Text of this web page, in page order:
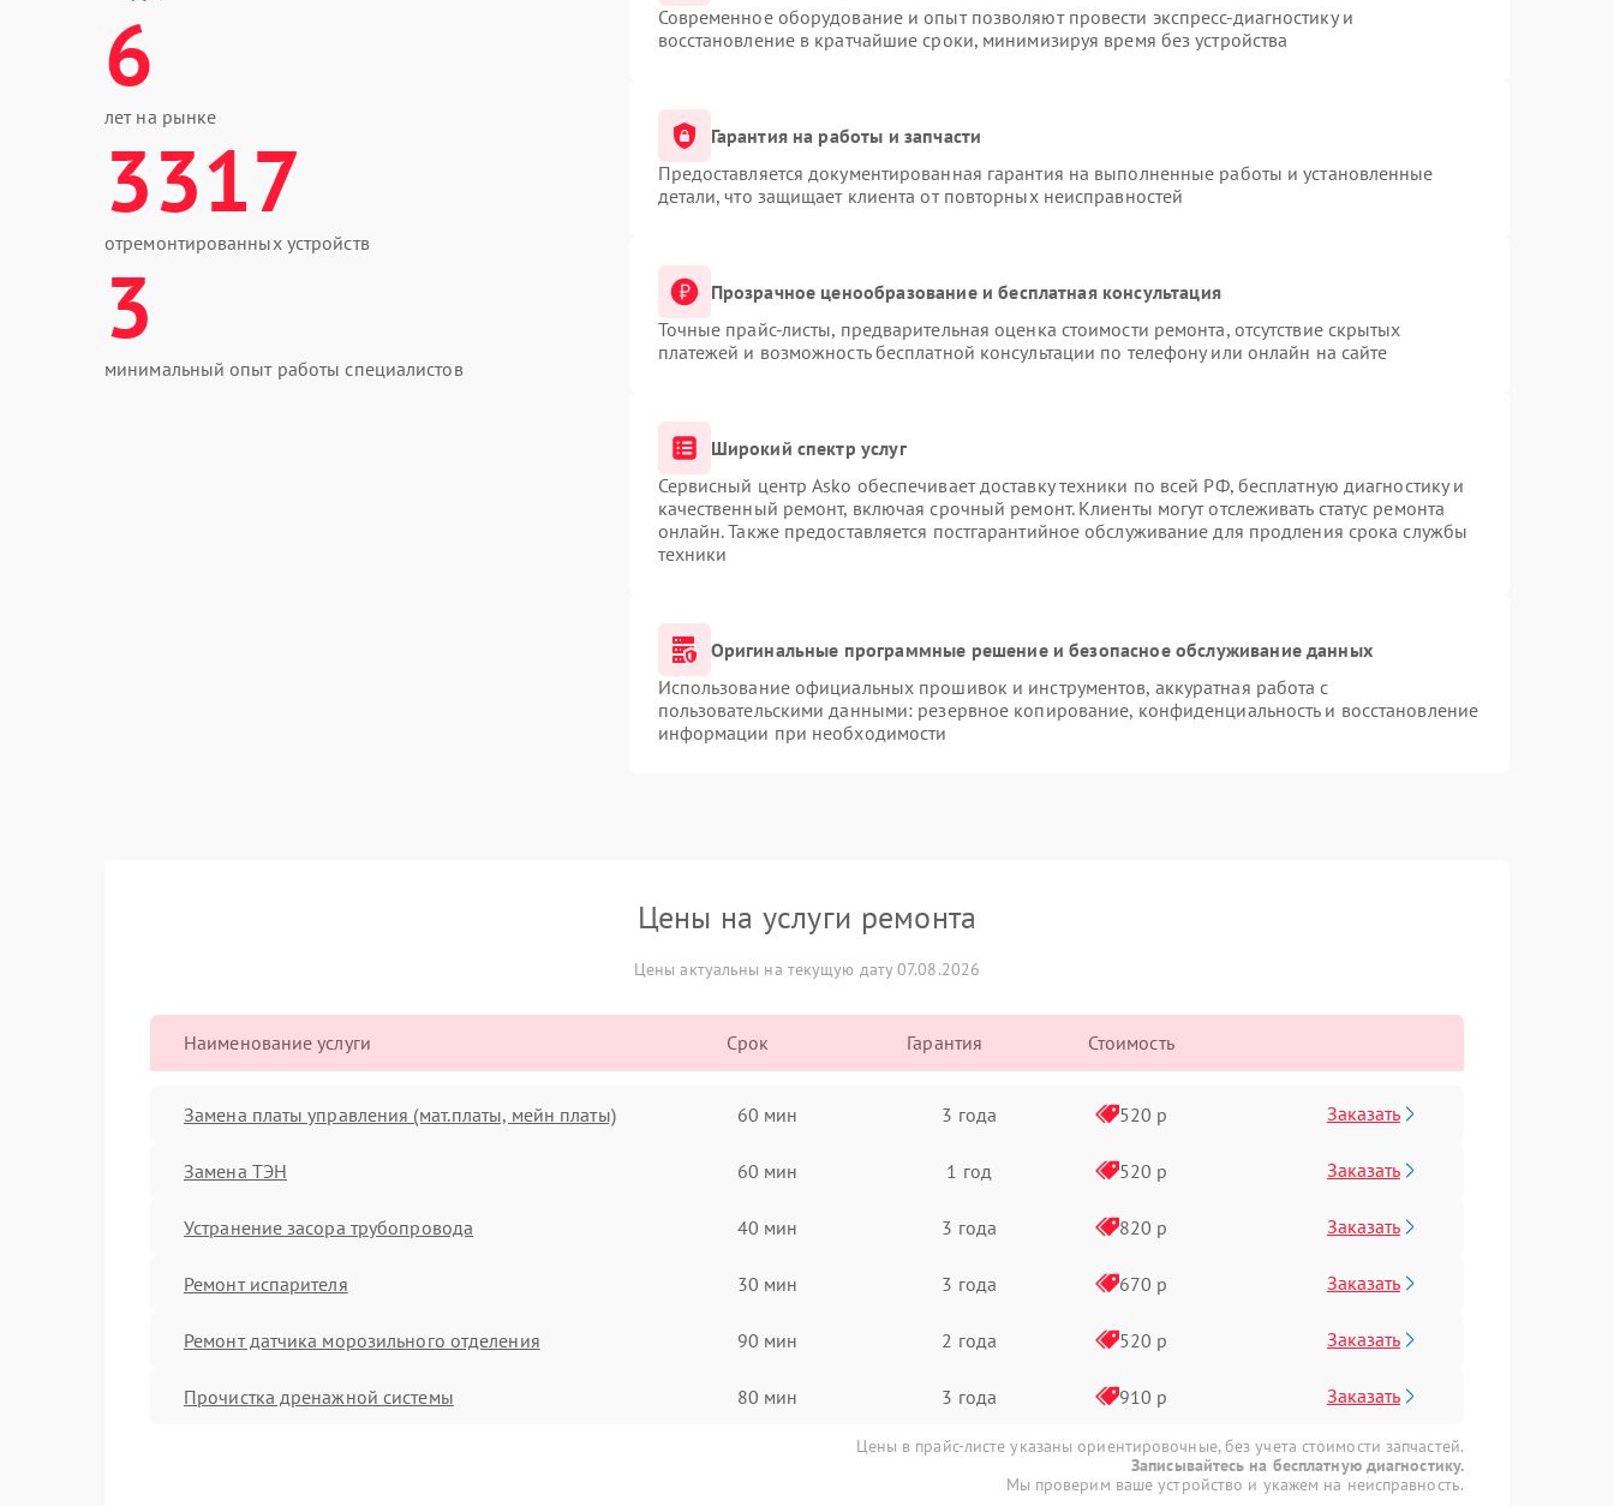
6
лет на рынке
3317
отремонтированных устройств
3
минимальный опыт работы специалистов
Современное оборудование и опыт позволяют провести экспресс-диагностику и
восстановление в кратчайшие сроки, минимизируя время без устройства
Гарантия на работы и запчасти
Предоставляется документированная гарантия на выполненные работы и установленные
детали, что защищает клиента от повторных неисправностей
Прозрачное ценообразование и бесплатная консультация
Точные прайс-листы, предварительная оценка стоимости ремонта, отсутствие скрытых
платежей и возможность бесплатной консультации по телефону или онлайн на сайте
Широкий спектр услуг
Сервисный центр Asko обеспечивает доставку техники по всей РФ, бесплатную диагностику и
качественный ремонт, включая срочный ремонт. Клиенты могут отслеживать статус ремонта
онлайн. Также предоставляется постгарантийное обслуживание для продления срока службы
техники
Оригинальные программные решение и безопасное обслуживание данных
Использование официальных прошивок и инструментов, аккуратная работа с
пользовательскими данными: резервное копирование, конфиденциальность и восстановление
информации при необходимости
Цены на услуги ремонта
Цены актуальны на текущую дату 07.08.2026
Наименование услуги Срок Гарантия Стоимость
Замена платы управления (мат.платы, мейн платы) 60 мин 3 года 520 р Заказать
Замена ТЭН 60 мин 1 год 520 р Заказать
Устранение засора трубопровода 40 мин 3 года 820 р Заказать
Ремонт испарителя 30 мин 3 года 670 р Заказать
Ремонт датчика морозильного отделения 90 мин 2 года 520 р Заказать
Прочистка дренажной системы 80 мин 3 года 910 р Заказать
Цены в прайс-листе указаны ориентировочные, без учета стоимости запчастей.
Записывайтесь на бесплатную диагностику.
Мы проверим ваше устройство и укажем на неисправность.